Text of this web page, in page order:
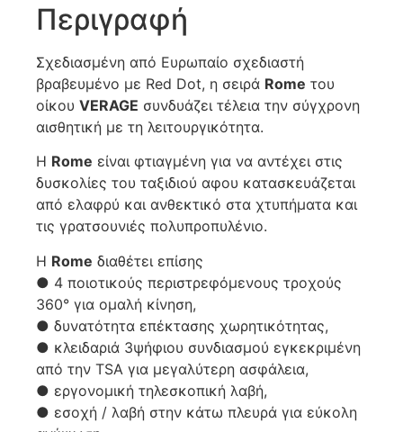
Περιγραφή
Σχεδιασμένη από Ευρωπαίο σχεδιαστή
βραβευμένο με Red Dot, η σειρά Rome του
οίκου VERAGE συνδυάζει τέλεια την σύγχρονη
αισθητική με τη λειτουργικότητα.
Η Rome είναι φτιαγμένη για να αντέχει στις
δυσκολίες του ταξιδιού αφου κατασκευάζεται
από ελαφρύ και ανθεκτικό στα χτυπήματα και
τις γρατσουνιές πολυπροπυλένιο.
Η Rome διαθέτει επίσης
● 4 ποιοτικούς περιστρεφόμενους τροχούς
360° για ομαλή κίνηση,
● δυνατότητα επέκτασης χωρητικότητας,
● κλειδαριά 3ψήφιου συνδιασμού εγκεκριμένη
από την TSA για μεγαλύτερη ασφάλεια,
● εργονομική τηλεσκοπική λαβή,
● εσοχή / λαβή στην κάτω πλευρά για εύκολη